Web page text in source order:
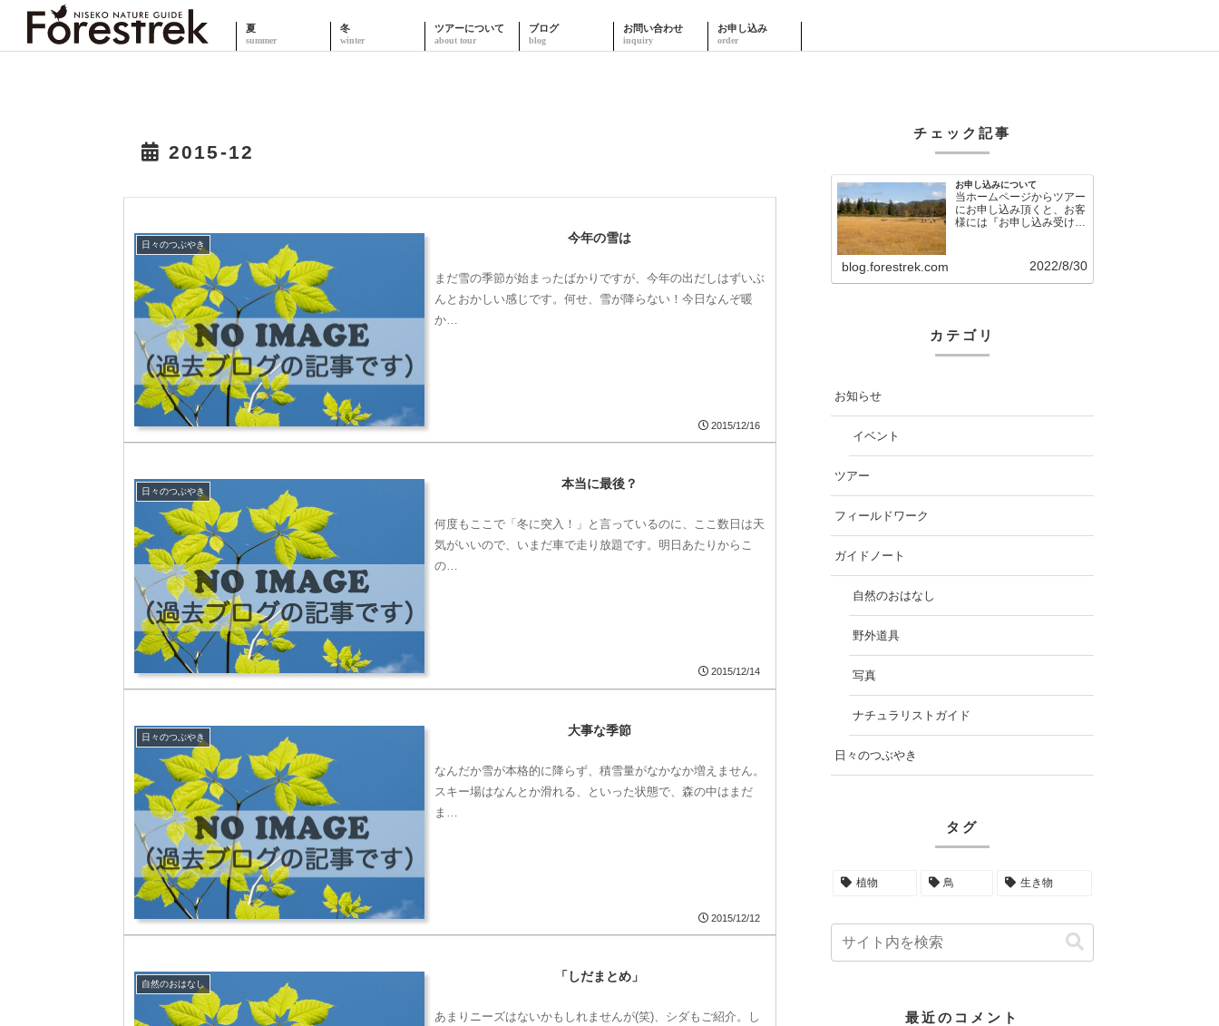
夏 冬 ツアーについて ブログ お問い合わせ お申し込み
2015-12
日々のつぶやき 今年の雪は
まだ雪の季節が始まったばかりですが、今年の出だしはずいぶ
んとおかしい感じです。何せ、雪が降らない！今日なんぞ暖
か…
2015/12/16
日々のつぶやき 本当に最後？
何度もここで「冬に突入！」と言っているのに、ここ数日は天
気がいいので、いまだ車で走り放題です。明日あたりからこ
の…
2015/12/14
日々のつぶやき 大事な季節
なんだか雪が本格的に降らず、積雪量がなかなか増えません。
スキー場はなんとか滑れる、といった状態で、森の中はまだ
ま…
2015/12/12
自然のおはなし 「しだまとめ」
あまりニーズはないかもしれませんが(笑)、シダもご紹介。し
チェック記事
お申し込みについて
当ホームページからツアー
にお申し込み頂くと、お客
様には『お申し込み受け付
blog.forestrek.com 2022/8/30
カテゴリ
お知らせ
イベント
ツアー
フィールドワーク
ガイドノート
自然のおはなし
野外道具
写真
ナチュラリストガイド
日々のつぶやき
タグ
植物 鳥 生き物
最近のコメント